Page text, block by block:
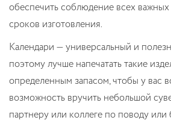
обеспечить соблюдение всех
сроков изготовления.
Календари — универсальный и
поэтому лучше напечатать такие
определенным запасом, чтобы у вас
возможность вручить небольшой
партнеру или коллеге по поводу или